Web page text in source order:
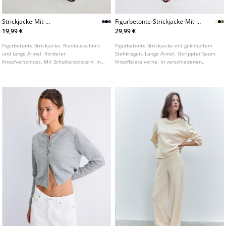
Strickjacke-Mit-
Schulterpolstern
19,99 €
Figurbetonte Strickjacke. Rundausschnitt
und lange Ärmel. Vorderer
Knopfverschluss. Mit Schulterpolstern. In
Figurbetonte-Strickjacke-Mit-
Geknopftem-Stehkragen
29,99 €
Figurbetonte Strickjacke mit geknöpftem
Stehkragen. Lange Ärmel. Gerippter Saum.
Knopfleiste vorne. In verschiedenen